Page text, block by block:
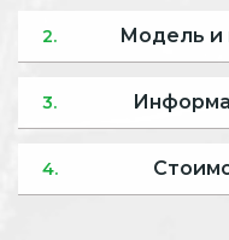
2. Модель и
3.
4.